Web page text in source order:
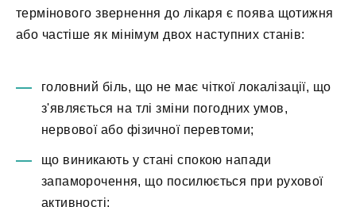
термінового звернення до лікаря є поява щотижня
або частіше як мінімум двох наступних станів:
головний біль, що не має чіткої локалізації, що
з'являється на тлі зміни погодних умов,
нервової або фізичної перевтоми;
що виникають у стані спокою напади
запаморочення, що посилюється при рухової
активності;